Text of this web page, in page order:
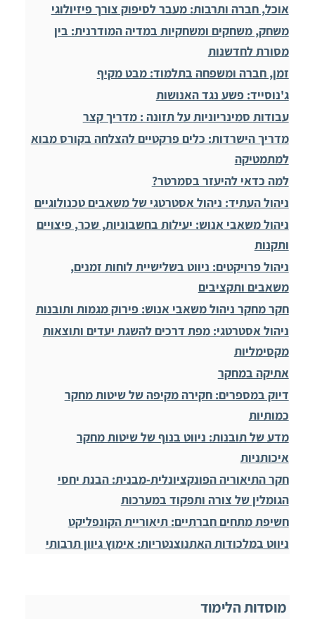
אוכל, חברה ותרבות: מעבר לסיפוק צורך פיזיולוגי
משחק, משחקים ומשחקיות במדיה המודרנית: בין
מסורת לחדשנות
זמן, חברה ומשפחה בתלמוד: מבט מקיף
ג'נוסייד: פשע נגד האנושות
עבודות סמינריוניות על תזונה : מדריך קצר
מדריך הישרדות: כלים פרקטיים להצלחה בקורס מבוא
למתמטיקה
למה כדאי להיעזר בסמרטר?
ניהול העתיד: ניהול אסטרטגי של משאבים טכנולוגיים
ניהול משאבי אנוש: יעילות בחשבוניות, שכר, פיצויים
ותקנות
ניהול פרויקטים: ניווט בשלישיית לוחות זמנים,
משאבים ותקציבים
חקר מחקר ניהול משאבי אנוש: פירוק מגמות ותובנות
ניהול אסטרטגי: מפת דרכים להשגת יעדים ותוצאות
מקסימליות
אתיקה במחקר
דיוק במספרים: חקירה מקיפה של שיטות מחקר
כמותיות
מדע של תובנות: ניווט בנוף של שיטות מחקר
איכותניות
חקר התיאוריה הפונקציונלית-מבנית: הבנת יחסי
הגומלין של צורה ותפקוד במערכות
חשיפת מתחים חברתיים: תיאוריית הקונפליקט
ניווט במלכודות האתנוצנטריות: אימוץ גיוון תרבותי
מוסדות הלימוד